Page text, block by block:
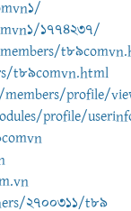
1774237/
t89comvn.html
profile/
profile/
2700311/t89